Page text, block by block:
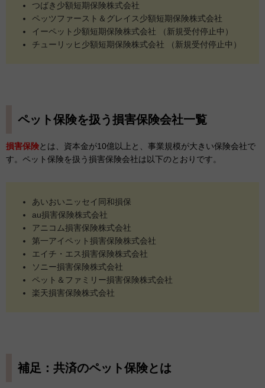
つばき少額短期保険株式会社
ペッツファースト＆グレイス少額短期保険株式会社
イーペット少額短期保険株式会社 （新規受付停止中）
チューリッヒ少額短期保険株式会社 （新規受付停止中）
ペット保険を扱う損害保険会社一覧
損害保険とは、資本金が10億以上と、事業規模が大きい保険会社で
す。ペット保険を扱う損害保険会社は以下のとおりです。
あいおいニッセイ同和損保
au損害保険株式会社
アニコム損害保険株式会社
第一アイペット損害保険株式会社
エイチ・エス損害保険株式会社
ソニー損害保険株式会社
ペット＆ファミリー損害保険株式会社
楽天損害保険株式会社
補足：共済のペット保険とは